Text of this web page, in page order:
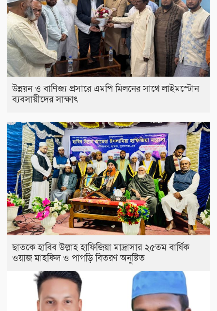
উন্নয়ন ও বাণিজ্য প্রসারে এমপি মিলনের সাথে লাইমস্টোন
ব্যবসায়ীদের সাক্ষাৎ
ছাতকে হাবিব উল্লাহ হাফিজিয়া মাদ্রাসার ২৫তম বার্ষিক
ওয়াজ মাহফিল ও পাগড়ি বিতরণ অনুষ্টিত